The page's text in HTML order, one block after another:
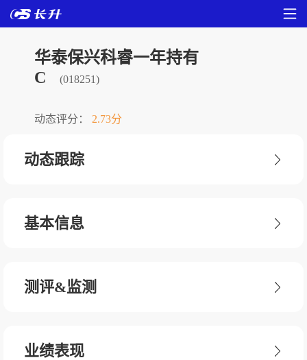
华泰保兴科睿一年持有
C
(018251)
动态评分： 2.73分
动态跟踪
基本信息
测评&监测
业绩表现